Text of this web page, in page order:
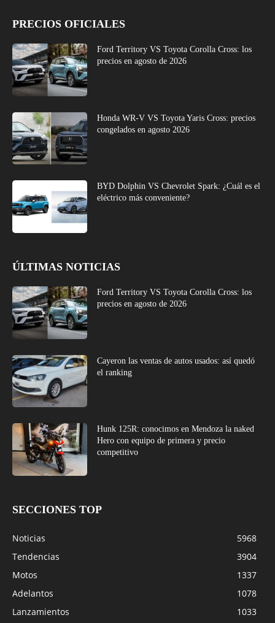
PRECIOS OFICIALES
Ford Territory VS Toyota Corolla Cross: los
precios en agosto de 2026
Honda WR-V VS Toyota Yaris Cross: precios
congelados en agosto 2026
BYD Dolphin VS Chevrolet Spark: ¿Cuál es el
eléctrico más conveniente?
ÚLTIMAS NOTICIAS
Ford Territory VS Toyota Corolla Cross: los
precios en agosto de 2026
Cayeron las ventas de autos usados: así quedó
el ranking
Hunk 125R: conocimos en Mendoza la naked
Hero con equipo de primera y precio
competitivo
SECCIONES TOP
Noticias
5968
Tendencias
3904
Motos
1337
Adelantos
1078
Lanzamientos
1033